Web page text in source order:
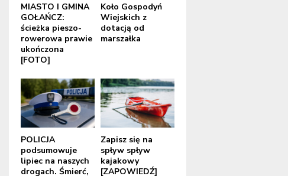
MIASTO I GMINA
GOŁAŃCZ:
ścieżka pieszo-
rowerowa prawie
ukończona
[FOTO]
Koło Gospodyń
Wiejskich z
dotacją od
marszałka
POLICJA
podsumowuje
lipiec na naszych
drogach. Śmierć,
Zapisz się na
spływ spływ
kajakowy
[ZAPOWIEDŹ]